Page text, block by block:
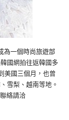
為一個時尚旅遊部
國網拍往返韓國多
美國三個月，也曾
雪梨、越南等地。
絡請洽